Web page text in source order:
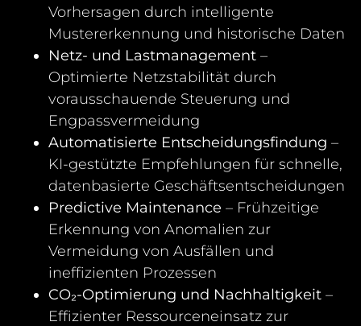
Vorhersagen durch intelligente
Mustererkennung und historische Daten
Netz- und Lastmanagement –
Optimierte Netzstabilität durch
vorausschauende Steuerung und
Engpassvermeidung
Automatisierte Entscheidungsfindung –
KI-gestützte Empfehlungen für schnelle,
datenbasierte Geschäftsentscheidungen
Predictive Maintenance – Frühzeitige
Erkennung von Anomalien zur
Vermeidung von Ausfällen und
ineffizienten Prozessen
CO₂-Optimierung und Nachhaltigkeit –
Effizienter Ressourceneinsatz zur